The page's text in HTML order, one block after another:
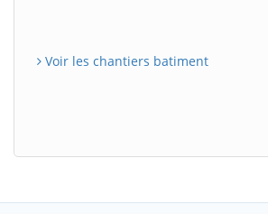
Voir les chantiers batiment